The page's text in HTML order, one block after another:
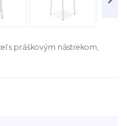
s práškovým nástrekom,